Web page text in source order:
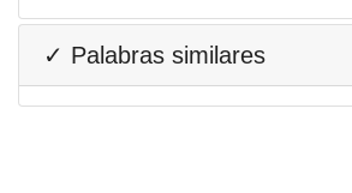
✓ Palabras similares